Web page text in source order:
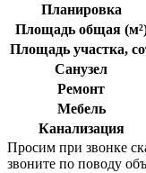
Планировка
Площадь общая
Площадь участка,
Санузел
Ремонт
Мебель
Канализация
Просим при звонке
звоните по поводу